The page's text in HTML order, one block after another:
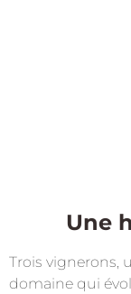
Une
Trois vignerons,
domaine qui